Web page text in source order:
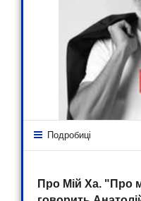
Подробиці
Про Мій Ха. "Про